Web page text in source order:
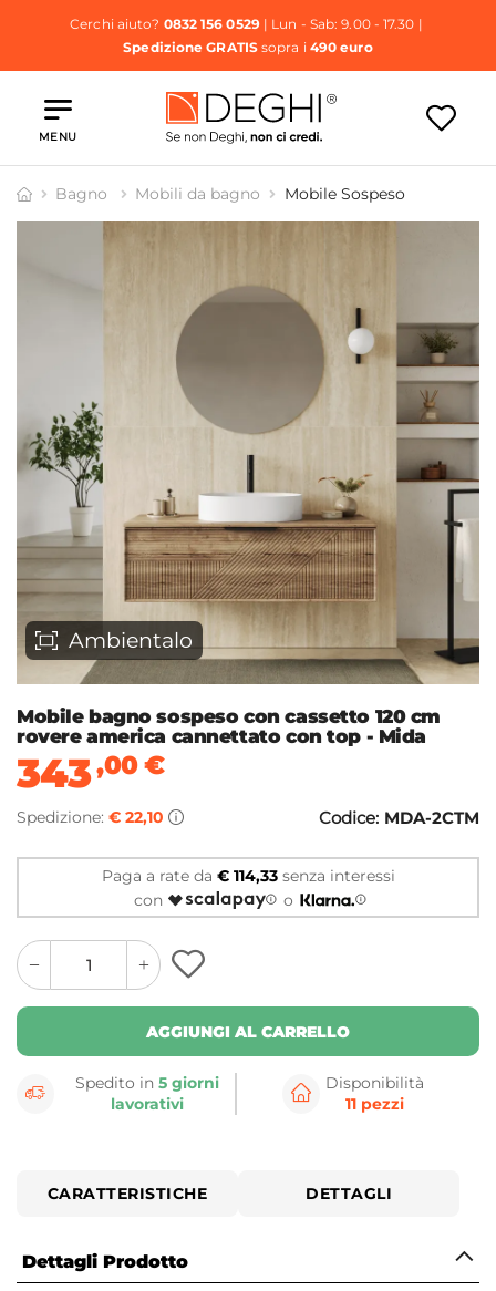
Cerchi aiuto? 0832 156 0529| Lun - Sab: 9.00 - 17.30 |
Spedizione GRATISsopra i 490 euro
MENU
Bagno Mobili da bagno Mobile Sospeso
Ambientalo
Mobile bagno sospeso con cassetto 120 cm
rovere america cannettato con top - Mida
343,00€
Spedizione: € 22,10 Codice: MDA-2CTM
Paga a rate da € 114,33senza interessi
con
o
quantity
button
quantity
minus
button
AGGIUNGI AL CARRELLO
Spedito in5 giorni
lavorativi
Disponibilità
11 pezzi
CARATTERISTICHE DETTAGLI
Dettagli Prodotto